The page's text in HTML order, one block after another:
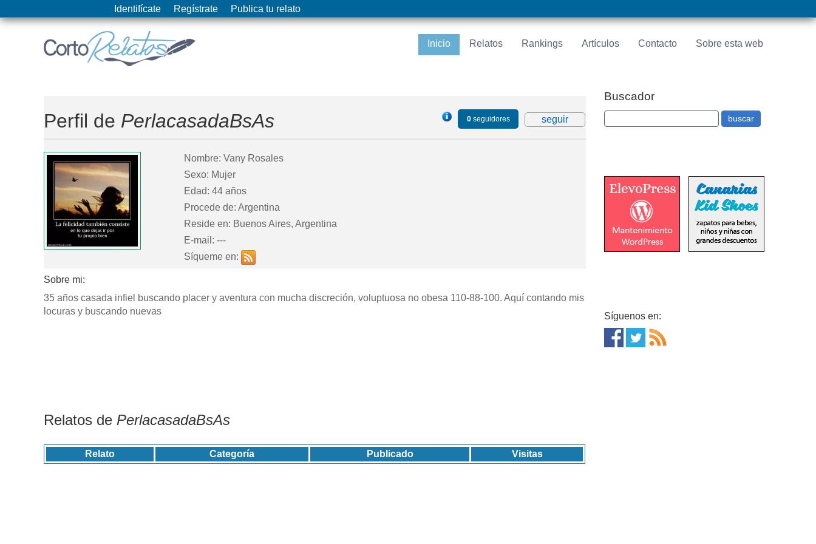
Identifícate Regístrate Publica tu relato
Inicio Relatos Rankings Artículos Contacto Sobre esta web
Perfil de PerlacasadaBsAs seguir
0seguidores
Nombre: Vany Rosales
Sexo: Mujer
Edad: 44 años
Procede de: Argentina
Reside en: Buenos Aires, Argentina
E-mail: ---
Síqueme en:
Sobre mi:
35 años casada infiel buscando placer y aventura con mucha discreción, voluptuosa no obesa 110-88-100. Aquí contando mis
locuras y buscando nuevas
Relatos de PerlacasadaBsAs
Relato Categoría Publicado Visitas
Buscador
Síguenos en: